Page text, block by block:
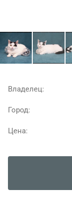
Владелец:
Город:
Цена: